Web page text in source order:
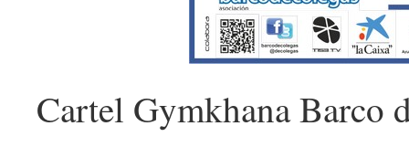
Cartel Gymkhana Barco